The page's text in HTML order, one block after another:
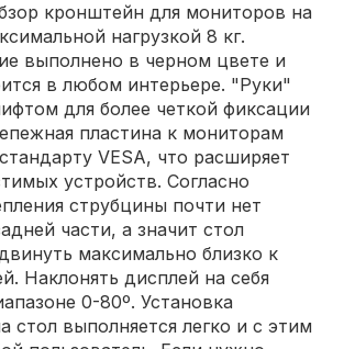
кронштейн для мониторов на
нагрузкой 8 кг.
выполнено в черном цвете и
в любом интерьере. "Руки"
для более четкой фиксации
пластина к мониторам
VESA, что расширяет
устройств. Согласно
струбцины почти нет
части, а значит стол
максимально близко к
Наклонять дисплей на себя
0-80º. Установка
стол выполняется легко и с этим